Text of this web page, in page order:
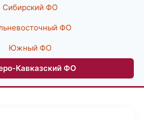
Сибирский ФО
ФО
Южный ФО
Кавказский ФО